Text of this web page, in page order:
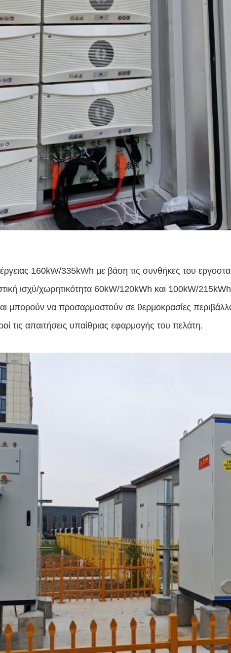
160kW/335kWh με βάση τις συνθήκες του
ισχύ/χωρητικότητα 60kW/120kWh και 100kW/
μπορούν να προσαρμοστούν σε θερμοκρασίες
τις απαιτήσεις υπαίθριας εφαρμογής του πελάτη.